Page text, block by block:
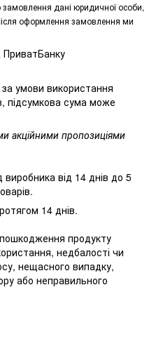
замовлення дані юридичної особи,
оформлення замовлення ми
ПриватБанку
умови використання
підсумкова сума може
акційними пропозиціями
виробника від 14 днів до 5
14 днів.
продукту
недбалості чи
нещасного випадку,
або неправильного